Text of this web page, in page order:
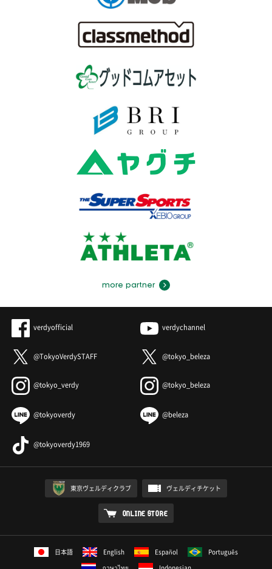
more partner
verdyofficial verdychannel
@TokyoVerdySTAFF @tokyo_beleza
@tokyo_verdy @tokyo_beleza
@tokyoverdy @beleza
@tokyoverdy1969
東京ヴェルディクラブ ヴェルディチケット
ONLINE STORE
日本語 English Español
Português